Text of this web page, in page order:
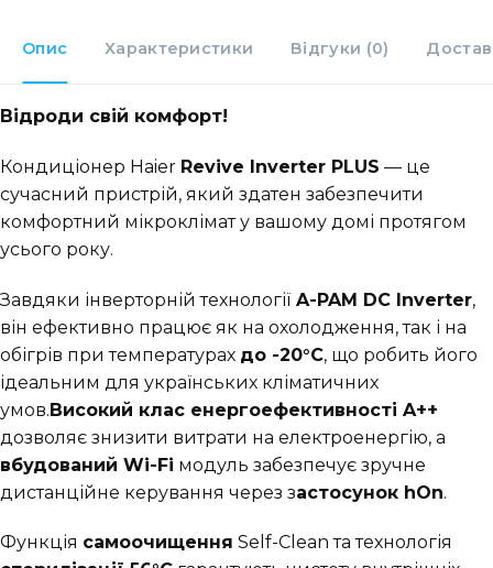
Опис Характеристики Відгуки (0)
Відроди свій комфорт!
​Кондиціонер Haier Revive Inverter PLUS — це
сучасний пристрій, який здатен забезпечити
комфортний мікроклімат у вашому домі протягом
усього року.
Завдяки інверторній технології A-PAM DC Inverter,
він ефективно працює як на охолодження, так і на
обігрів при температурах до -20°C, що робить його
ідеальним для українських кліматичних
умов.Високий клас енергоефективності A++
дозволяє знизити витрати на електроенергію, а
вбудований Wi-Fi модуль забезпечує зручне
дистанційне керування через застосунок hOn.
Функція самоочищення Self-Clean та технологія